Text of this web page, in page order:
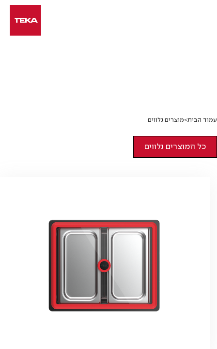
עמוד הבית>מוצרים נלווים
מוצרים נלווים